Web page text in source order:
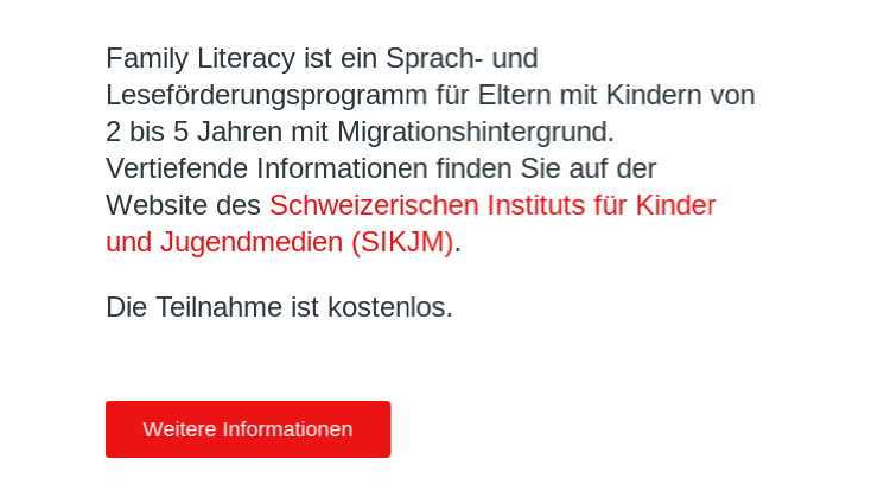
Family Literacy ist ein Sprach- und
Leseförderungsprogramm für Eltern mit Kindern von
2 bis 5 Jahren mit Migrationshintergrund.
Vertiefende Informationen finden Sie auf der
Website des Schweizerischen Instituts für Kinder
und Jugendmedien (SIKJM).
Die Teilnahme ist kostenlos.
Weitere Informationen